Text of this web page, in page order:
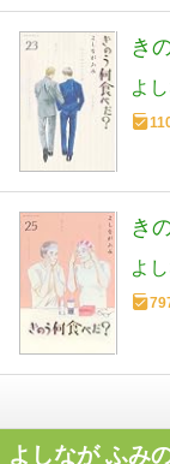
き
よ
き
よ
よしなが ふみ